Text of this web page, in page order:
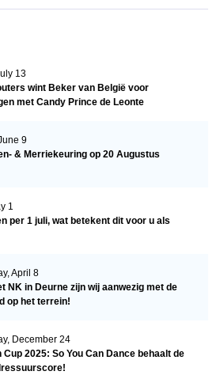
13
wint Beker van België voor
met Candy Prince de Leonte
9
& Merriekeuring op 20 Augustus
1
per 1 juli, wat betekent dit voor u als
April 8
NK in Deurne zijn wij aanwezig met de
op het terrein!
December 24
Cup 2025: So You Can Dance behaalt de